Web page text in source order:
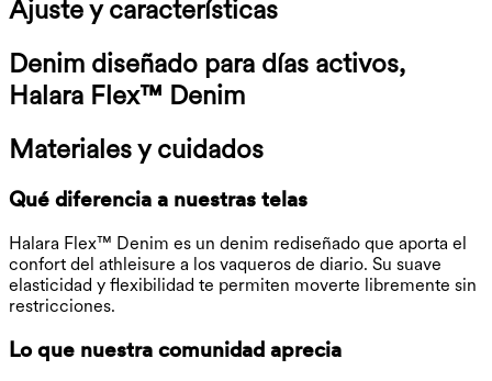
Ajuste y características
Denim diseñado para días activos,
Halara Flex™ Denim
Materiales y cuidados
Qué diferencia a nuestras telas
Halara Flex™ Denim es un denim rediseñado que aporta el
confort del athleisure a los vaqueros de diario. Su suave
elasticidad y flexibilidad te permiten moverte libremente sin
restricciones.
Lo que nuestra comunidad aprecia